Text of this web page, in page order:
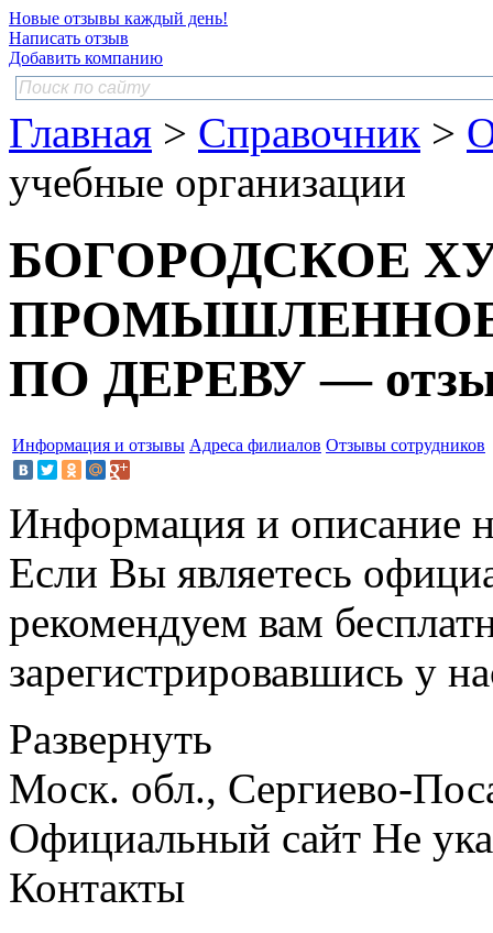
Новые отзывы каждый день!
Написать отзыв
Добавить компанию
Главная > Справочник >
учебные организации
БОГОРОДСКОЕ
ПО ДЕРЕВУ —
Информация и отзывы Адреса филиалов Отзывы сотрудников
Информация и описание
Если Вы являетесь
рекомендуем вам
зарегистрировавшись у
Развернуть
Моск. обл., Сергиево-
Официальный сайт Не
Контакты